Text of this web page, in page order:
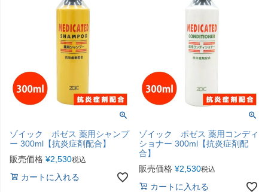
ゾイック ポゼス 薬用シャンプ
ー 300ml【抗炎症剤配合】
販売価格 ¥2,530税込
カートに入れる
ゾイック ポゼス 薬用コンディ
ショナー 300ml【抗炎症剤配
合】
販売価格 ¥2,530税込
カートに入れる